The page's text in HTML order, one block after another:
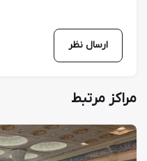
مراکز مرتبط